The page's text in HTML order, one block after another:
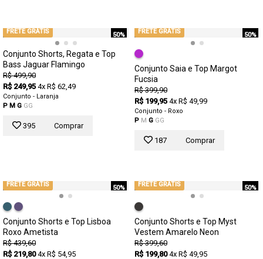
50%
FRETE GRÁTIS
Conjunto Shorts, Regata e Top
Bass Jaguar Flamingo
R$ 499,90
R$ 249,95 4x R$ 62,49
Conjunto - Laranja
P M G GG
395 Comprar
50%
FRETE GRÁTIS
Conjunto Saia e Top Margot
Fucsia
R$ 399,90
R$ 199,95 4x R$ 49,99
Conjunto - Roxo
P M G GG
187 Comprar
50%
FRETE GRÁTIS
Conjunto Shorts e Top Lisboa
Roxo Ametista
R$ 439,60
R$ 219,80 4x R$ 54,95
50%
FRETE GRÁTIS
Conjunto Shorts e Top Myst
Vestem Amarelo Neon
R$ 399,60
R$ 199,80 4x R$ 49,95